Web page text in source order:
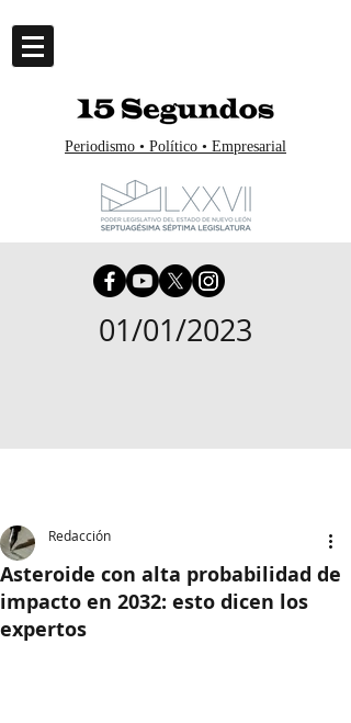
Periodismo • Político • Empresarial
01/01/2023
Asteroide con alta probabilidad de
impacto en 2032: esto dicen los
expertos
Redacción